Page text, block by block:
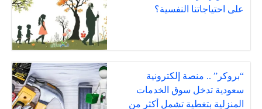
على احتياجاتنا النفسية؟
“بروكر” .. منصة إلكترونية
سعودية تدخل سوق الخدمات
المنزلية بتغطية تشمل أكثر من